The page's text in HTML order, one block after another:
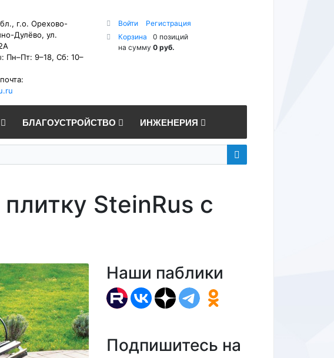
г.о. Орехово-
Дулёво, ул.
Пн–Пт: 9–18, Сб: 10–
Войти
Регистрация
Корзина
0 позиций
на сумму 0 руб.
БЛАГОУСТРОЙСТВО ИНЖЕНЕРИЯ
SteinRus с
Наши паблики
Подпишитесь на